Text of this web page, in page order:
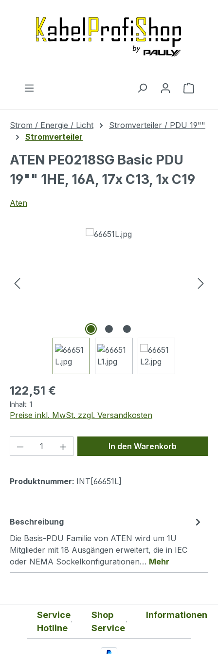
Strom / Energie / Licht
Stromverteiler / PDU 19""
Stromverteiler
ATEN PE0218SG Basic PDU
19"" 1HE, 16A, 17x C13, 1x C19
Aten
Bildergalerie überspringen
Regulärer Preis:
122,51 €
Inhalt: 1
Preise inkl. MwSt. zzgl. Versandkosten
Produkt Anzahl: Gib denIn den Warenkorb
Produktnummer: INT[66651L]
Beschreibung
Die Basis-PDU Familie von ATEN wird um 1U
Mitglieder mit 18 Ausgängen erweitert, die in IEC
oder NEMA Sockelkonfigurationen… Mehr
Service
Hotline
Shop
Service
Informationen